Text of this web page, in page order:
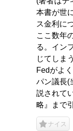
本書が世
ス金利に
ここ数年
る。イン
じてしま
Fedがよ
パン議長(
説されて
略』まで
ナイス